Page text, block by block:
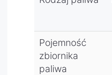
BDA,
rozszerz
eniowy
(C),
Pojemność
zbiornika
paliwa